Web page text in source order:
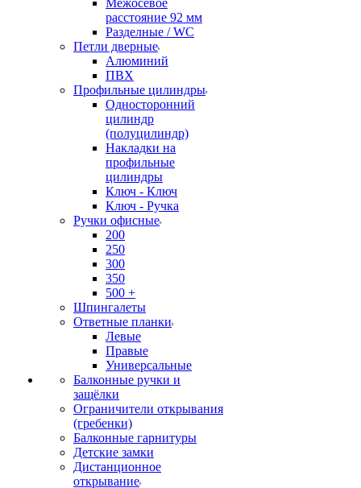
Межосевое
расстояние 92 мм
Разделные / WC
Петли дверные
Алюминий
ПВХ
Профильные цилиндры
Односторонний
цилиндр
(полуцилиндр)
Накладки на
профильные
цилиндры
Ключ - Ключ
Ключ - Ручка
Ручки офисные
200
250
300
350
500 +
Шпингалеты
Ответные планки
Левые
Правые
Универсальные
Балконные ручки и
защёлки
Ограничители открывания
(гребенки)
Балконные гарнитуры
Детские замки
Дистанционное
открывание